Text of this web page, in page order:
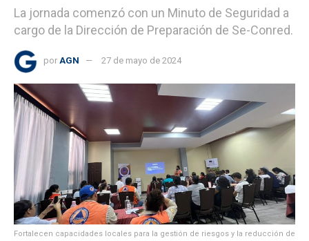
La jornada comenzó con un Minuto de Seguridad a
cargo de la Dirección de Preparación de Se-Conred.
por AGN 27 de mayo de 2024
Fortalecen capacidades locales para la gestión de riesgos y la reducción de